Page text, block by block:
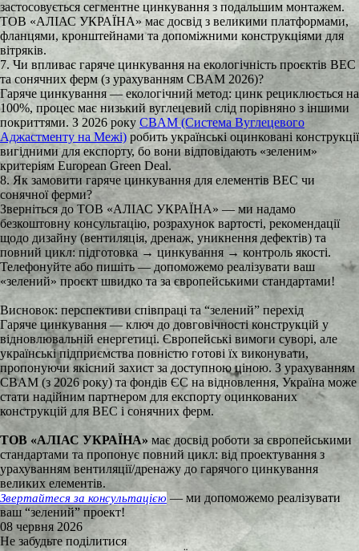
застосовується сегментне цинкування з подальшим монтажем.
ТОВ «АЛІАС УКРАЇНА» має досвід з великими платформами,
фланцями, кронштейнами та допоміжними конструкціями для
вітряків.
7. Чи впливає гаряче цинкування на екологічність проєктів ВЕС
та сонячних ферм (з урахуванням CBAM 2026)?
Гаряче цинкування — екологічний метод: цинк рециклюється на
100%, процес має низький вуглецевий слід порівняно з іншими
покриттями. З 2026 року CBAM (Система Вуглецевого
Аджастменту на Межі) робить українські оцинковані конструкції
вигідними для експорту, бо вони відповідають «зеленим»
критеріям European Green Deal.
8. Як замовити гаряче цинкування для елементів ВЕС чи
сонячної ферми?
Зверніться до ТОВ «АЛІАС УКРАЇНА» — ми надамо
безкоштовну консультацію, розрахунок вартості, рекомендації
щодо дизайну (вентиляція, дренаж, уникнення дефектів) та
повний цикл: підготовка → цинкування → контроль якості.
Телефонуйте або пишіть — допоможемо реалізувати ваш
«зелений» проєкт швидко та за європейськими стандартами!
Висновок: перспективи співпраці та “зелений” перехід
Гаряче цинкування — ключ до довговічності конструкцій у
відновлювальній енергетиці. Європейські вимоги суворі, але
українські підприємства повністю готові їх виконувати,
пропонуючи якісний захист за доступною ціною. З урахуванням
CBAM (з 2026 року) та фондів ЄС на відновлення, Україна може
стати надійним партнером для експорту оцинкованих
конструкцій для ВЕС і сонячних ферм.
ТОВ «АЛІАС УКРАЇНА» має досвід роботи за європейськими
стандартами та пропонує повний цикл: від проектування з
урахуванням вентиляції/дренажу до гарячого цинкування
великих елементів.
Звертайтеся за консультацією — ми допоможемо реалізувати
ваш “зелений” проект!
08 червня 2026
Не забудьте поділитися